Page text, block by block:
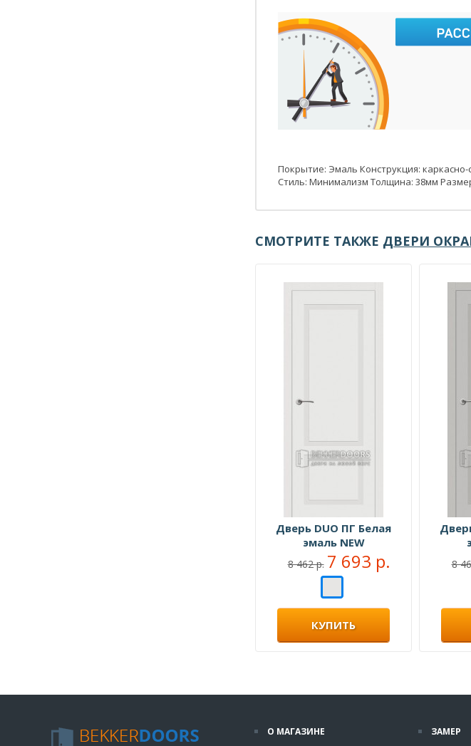
Покрытие: Эмаль Конструкция:
Стиль: Минимализм Толщина: 38мм Размер
СМОТРИТЕ ТАКЖЕ ДВЕРИ
Дверь DUO ПГ Белая
эмаль NEW
8 462 р. 7 693 р.
КУПИТЬ
8
О МАГАЗИНЕ
ЗАМЕР